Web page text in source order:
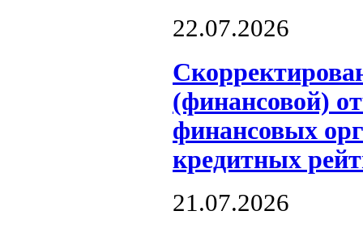
22.07.2026
(финансовой)
финансовых
кредитных
21.07.2026